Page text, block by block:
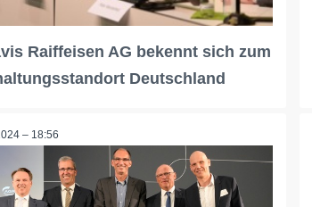
Raiffeisen AG bekennt sich zum
Deutschland
– 18:56